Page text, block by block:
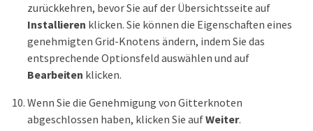
zurückkehren, bevor Sie auf der Übersichtsseite auf
Installieren klicken. Sie können die Eigenschaften eines
genehmigten Grid-Knotens ändern, indem Sie das
entsprechende Optionsfeld auswählen und auf
Bearbeiten klicken.
Wenn Sie die Genehmigung von Gitterknoten
abgeschlossen haben, klicken Sie aufWeiter.